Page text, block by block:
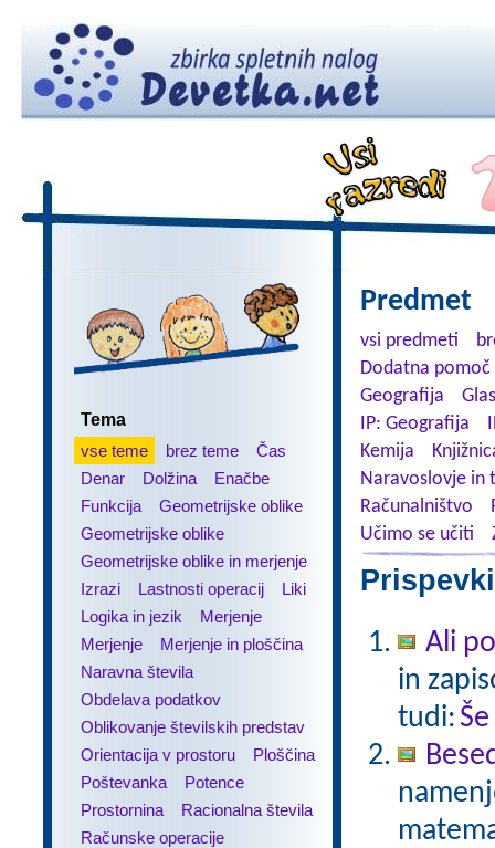
Tema
vse teme
brez teme
Čas
Denar
Dolžina
Enačbe
Funkcija
Geometrijske oblike
Geometrijske oblike
Geometrijske oblike in merjenje
Izrazi
Lastnosti operacij
Liki
Logika in jezik
Merjenje
Merjenje
Merjenje in ploščina
Naravna števila
Obdelava podatkov
Oblikovanje številskih predstav
Orientacija v prostoru
Ploščina
Poštevanka
Potence
Prostornina
Racionalna števila
Računske operacije
Predmet
vsi predmeti
Dodatna
Geografija
IP: Geografija
Kemija
Naravoslovje in
Računalništvo
Učimo se učiti
Ali
in
tudi: